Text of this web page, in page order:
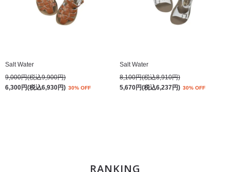
Salt Water
9,000円(税込9,900円)
6,300円(税込6,930円) 30% OFF
Salt Water
8,100円(税込8,910円)
5,670円(税込6,237円) 30% OFF
RANKING